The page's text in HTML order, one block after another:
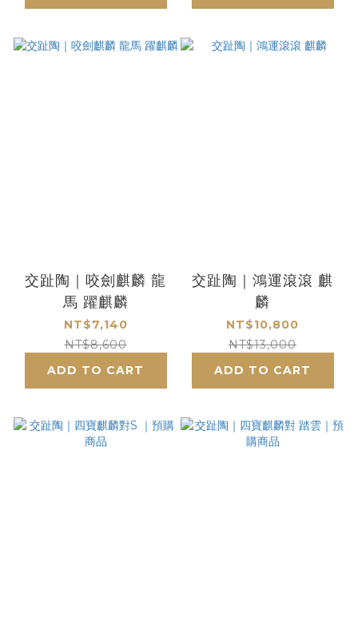
交趾陶｜咬劍麒麟 龍
馬 躍麒麟
NT$7,140
NT$8,600
ADD TO CART
交趾陶｜鴻運滾滾 麒
麟
NT$10,800
NT$13,000
ADD TO CART